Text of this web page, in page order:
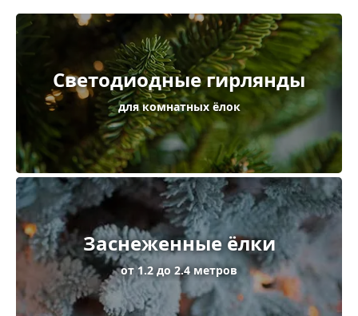
Светодиодные гирлянды
для комнатных ёлок
Заснеженные ёлки
от 1.2 до 2.4 метров